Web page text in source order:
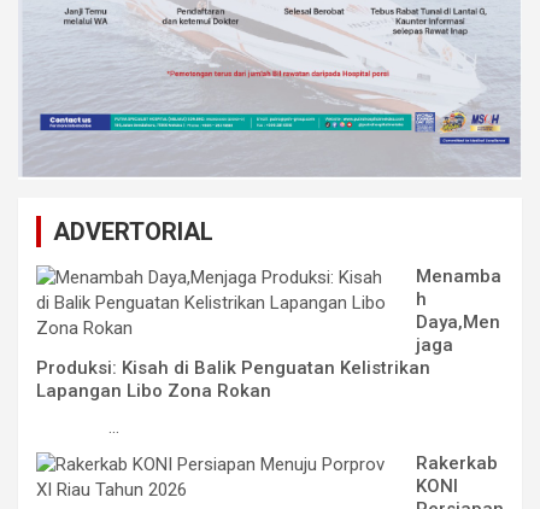
ADVERTORIAL
Menamba
h
Daya,Men
jaga
Produksi: Kisah di Balik Penguatan Kelistrikan
Lapangan Libo Zona Rokan
...
Rakerkab
KONI